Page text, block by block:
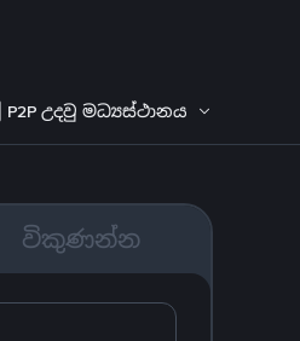
P2P උදවු මධ්‍යස්ථානය
විකුණන්න